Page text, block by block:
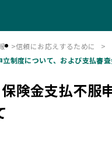
信頼にお応えするために
制度について、および支払審
保険金支払不服